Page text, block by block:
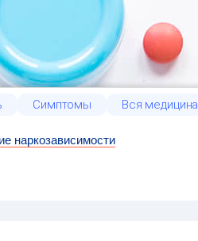
Симптомы Вся медицина
наркозависимости